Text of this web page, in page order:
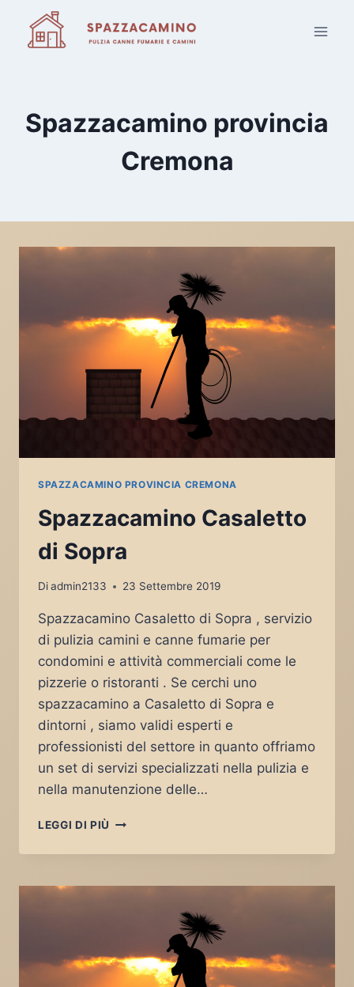
contenuto
Spazzacamino provincia
Cremona
SPAZZACAMINO PROVINCIA CREMONA
Spazzacamino Casaletto
di Sopra
Diadmin2133 23 Settembre 2019
Spazzacamino Casaletto di Sopra , servizio
di pulizia camini e canne fumarie per
condomini e attività commerciali come le
pizzerie o ristoranti . Se cerchi uno
spazzacamino a Casaletto di Sopra e
dintorni , siamo validi esperti e
professionisti del settore in quanto offriamo
un set di servizi specializzati nella pulizia e
nella manutenzione delle…
LEGGI DI PIÙ SPAZZACAMINO
DI